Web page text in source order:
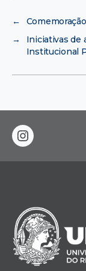
←
→
Iniciativas de
Institucional
instagram